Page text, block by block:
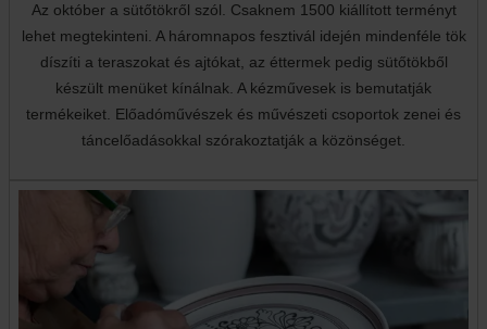
Az október a sütőtökről szól. Csaknem 1500 kiállított terményt
lehet megtekinteni. A háromnapos fesztivál idején mindenféle tök
díszíti a teraszokat és ajtókat, az éttermek pedig sütőtökből
készült menüket kínálnak. A kézművesek is bemutatják
termékeiket. Előadóművészek és művészeti csoportok zenei és
táncelőadásokkal szórakoztatják a közönséget.